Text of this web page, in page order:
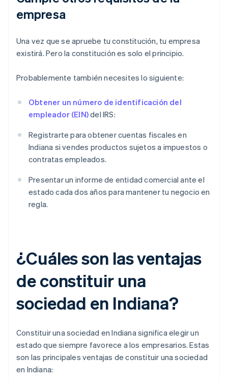
empresa
Una vez que se apruebe tu constitución, tu empresa
existirá. Pero la constitución es solo el principio.
Probablemente también necesites lo siguiente:
Obtener un número de identificación del
empleador (EIN)del IRS:
Registrarte para obtener cuentas fiscales en
Indiana si vendes productos sujetos a impuestos o
contratas empleados.
Presentar un informe de entidad comercial ante el
estado cada dos años para mantener tu negocio en
regla.
¿Cuáles son las ventajas
de constituir una
sociedad en Indiana?
Constituir una sociedad en Indiana significa elegir un
estado que siempre favorece a los empresarios. Estas
son las principales ventajas de constituir una sociedad
en Indiana: